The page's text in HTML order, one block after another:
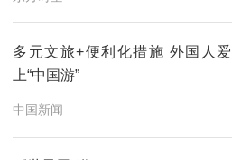
多元文旅+便利化措施 外国人爱
上“中国游”
中国新闻